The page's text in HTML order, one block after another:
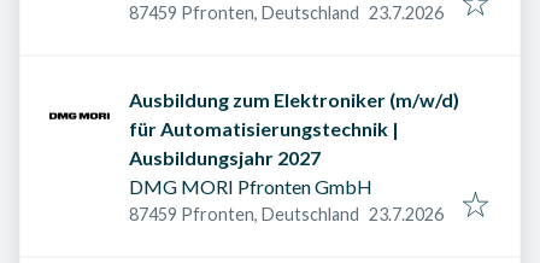
87459 Pfronten, Deutschland Veröffentlicht am
23.7.2026
Ausbildung zum Elektroniker (m/w/d)
für Automatisierungstechnik |
Ausbildungsjahr 2027
DMG MORI Pfronten GmbH
87459 Pfronten, Deutschland Veröffentlicht am
23.7.2026